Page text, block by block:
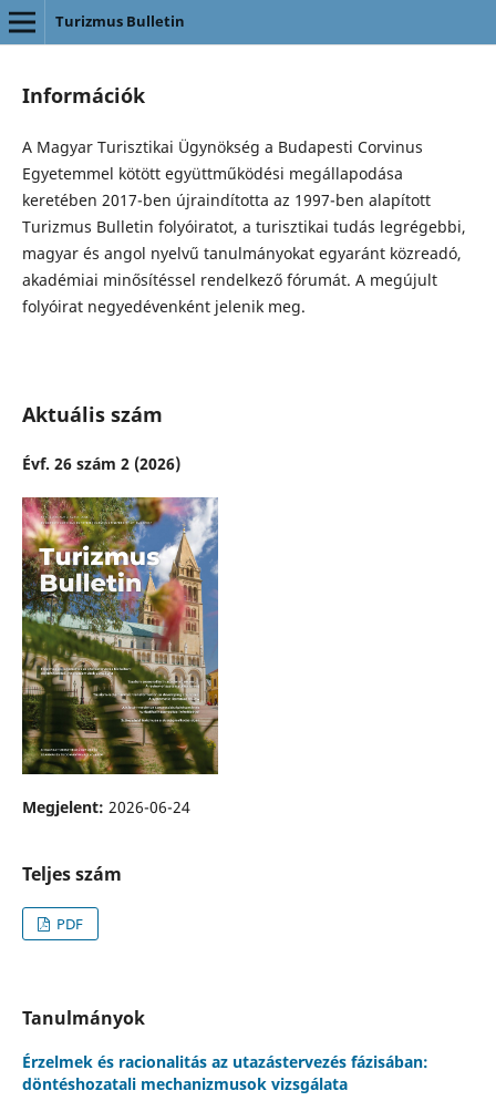
Turizmus Bulletin
Információk
A Magyar Turisztikai Ügynökség a Budapesti Corvinus
Egyetemmel kötött együttműködési megállapodása
keretében 2017-ben újraindította az 1997-ben alapított
Turizmus Bulletin folyóiratot, a turisztikai tudás legrégebbi,
magyar és angol nyelvű tanulmányokat egyaránt közreadó,
akadémiai minősítéssel rendelkező fórumát. A megújult
folyóirat negyedévenként jelenik meg.
Aktuális szám
Évf. 26 szám 2 (2026)
Megjelent: 2026-06-24
Teljes szám
PDF
Tanulmányok
Érzelmek és racionalitás az utazástervezés fázisában:
döntéshozatali mechanizmusok vizsgálata